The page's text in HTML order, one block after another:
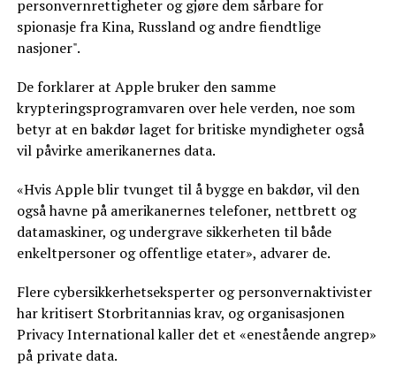
personvernrettigheter og gjøre dem sårbare for
spionasje fra Kina, Russland og andre fiendtlige
nasjoner".
De forklarer at Apple bruker den samme
krypteringsprogramvaren over hele verden, noe som
betyr at en bakdør laget for britiske myndigheter også
vil påvirke amerikanernes data.
«Hvis Apple blir tvunget til å bygge en bakdør, vil den
også havne på amerikanernes telefoner, nettbrett og
datamaskiner, og undergrave sikkerheten til både
enkeltpersoner og offentlige etater», advarer de.
Flere cybersikkerhetseksperter og personvernaktivister
har kritisert Storbritannias krav, og organisasjonen
Privacy International kaller det et «enestående angrep»
på private data.